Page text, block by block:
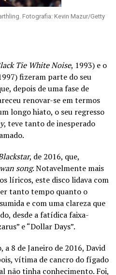
Fotografia: Kevin Mazur/Getty
Tie White Noise, 1993) e o
fizeram parte do seu
depois de uma fase de
renovar-se em termos
longo hiato, o seu regresso
, teve tanto de inesperado
, de 2016, que,
song. Notavelmente mais
líricos, este disco lidava com
tanto tempo quanto o
e com uma clareza que
desde a fatídica faixa-
e “Dollar Days”.
a 8 de Janeiro de 2016, David
vítima de cancro do fígado
não tinha conhecimento. Foi,